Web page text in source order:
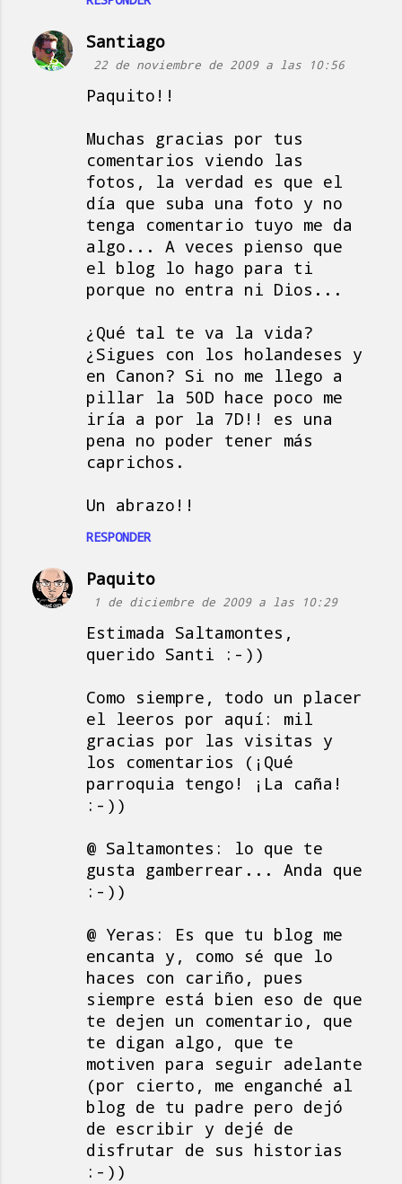
Santiago
22 de noviembre de 2009 a las 10:56
Paquito!!
Muchas gracias por tus
comentarios viendo las
fotos, la verdad es que el
día que suba una foto y no
tenga comentario tuyo me da
algo... A veces pienso que
el blog lo hago para ti
porque no entra ni Dios...
¿Qué tal te va la vida?
¿Sigues con los holandeses y
en Canon? Si no me llego a
pillar la 50D hace poco me
iría a por la 7D!! es una
pena no poder tener más
caprichos.
Un abrazo!!
RESPONDER
Paquito
1 de diciembre de 2009 a las 10:29
Estimada Saltamontes,
querido Santi :-))
Como siempre, todo un placer
el leeros por aquí: mil
gracias por las visitas y
los comentarios (¡Qué
parroquia tengo! ¡La caña!
:-))
@ Saltamontes: lo que te
gusta gamberrear... Anda que
:-))
@ Yeras: Es que tu blog me
encanta y, como sé que lo
haces con cariño, pues
siempre está bien eso de que
te dejen un comentario, que
te digan algo, que te
motiven para seguir adelante
(por cierto, me enganché al
blog de tu padre pero dejó
de escribir y dejé de
disfrutar de sus historias
:-))